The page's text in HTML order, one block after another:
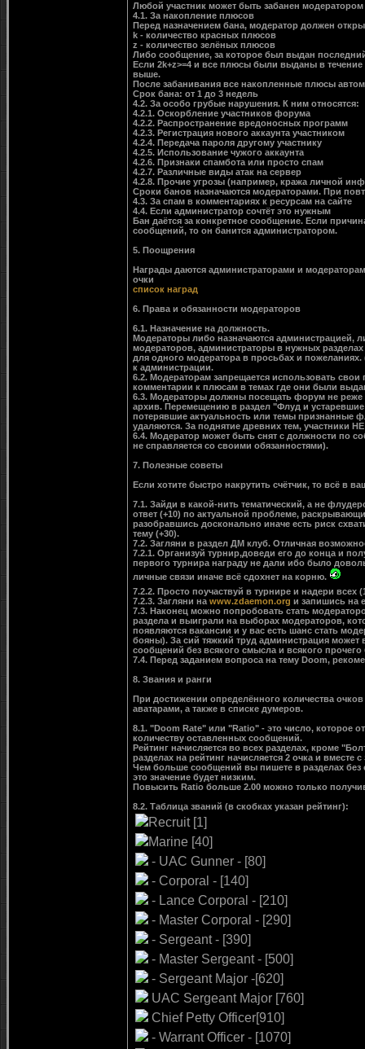
Любой участник может быть забанен
4.1. За накопление плюсов
Перед назначением бана, модератор должен
k - количество красных плюсов
z - количество зелёных плюсов
Либо сообщение, за которое был выдан
Если 2k+z>=4 и все плюсы были выданы в течение
выше.
После забанивания все накопленные плюсы
Срок бана: от 1 до 3 недель
4.2. За особо грубые нарушения. К ним относятся:
4.2.1. Оскорбление участников форума
4.2.2. Распространение вредоносных программ
4.2.3. Регистрация нового аккаунта участником
4.2.4. Передача пароля другому участнику
4.2.5. Использование чужого аккаунта
4.2.6. Признаки спамбота или просто спам
4.2.7. Различные виды атак на сервер
4.2.8. Прочие угрозы (например, кража личной
Сроки банов назначаются модераторами. При
4.3. За спам в комментариях к ресурсам на сайте
4.4. Если администратор сочтёт это нужным
Бан даётся за конкретное сообщение. Если
сообщений, то он банится администратором.
5. Поощрения
Награды даются администраторами и
очки
список наград
6. Права и обязанности модераторов
6.1. Назначение на должность.
Модераторы либо назначаются администрацией,
модераторов, администраторы в нужных
для одного модератора в просьбах и пожеланиях.
к администрации.
6.2. Модераторам запрещается использовать
комментарии к плюсам в темах где они были
6.3. Модераторы должны посещать форум не реже
архив. Перемещению в раздел "Флуд и
потерявшие актуальность или темы
удаляются. За поднятие древних тем, участники
6.4. Модератор может быть снят с должности по
не справляется со своими обязанностями).
7. Полезные советы
Если хотите быстро накрутить счётчик, то всё в
7.1. Зайди в какой-нить тематический, а не
ответ (+10) по актуальной проблеме,
разобравшись досконально иначе есть риск
тему (+30).
7.2. Загляни в раздел ДМ клуб. Отличная
7.2.1. Организуй турнир,доведи его до конца и
первого турнира награду не дали ибо было
личные связи иначе всё сдохнет на корню.
7.2.2. Просто поучаствуй в турнире и надери всех
7.2.3. Загляни на www.zdaemon.org и запишись на
7.3. Наконец можно попробовать стать
раздела и выиграли на выборах модераторов,
появляются вакансии и у вас есть шанс стать
бояны). За сий тяжкий труд администрация может
сообщений без всякого смысла и всякого
7.4. Перед заданием вопроса на тему Doom,
8. Звания и ранги
При достижении определённого количества
аватарами, а также в списке думеров.
8.1. "Doom Rate" или "Ratio" - это число, которое
количеству оставленных сообщений.
Рейтинг начисляется во всех разделах, кроме
разделах на рейтинг начисляется 2 очка и вместе
Чем больше сообщений вы пишете в разделах без
это значение будет низким.
Повысить Ratio больше 2.00 можно только
8.2. Таблица званий (в скобках указан рейтинг):
Recruit [1]
Marine [40]
- UAC Gunner - [80]
- Corporal - [140]
- Lance Corporal - [210]
- Master Corporal - [290]
- Sergeant - [390]
- Master Sergeant - [500]
- Sergeant Major -[620]
UAC Sergeant Major [760]
Chief Petty Officer[910]
- Warrant Officer - [1070]